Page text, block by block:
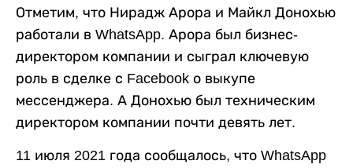
Отметим, что Нирадж Арора и Майкл Донохью
работали в WhatsApp. Арора был бизнес-
директором компании и сыграл ключевую
роль в сделке с Facebook о выкупе
мессенджера. А Донохью был техническим
директором компании почти девять лет.
11 июля 2021 года сообщалось, что WhatsApp